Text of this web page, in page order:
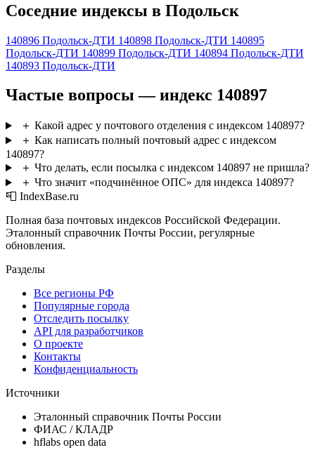
Соседние индексы в Подольск
140896 Подольск-ДТИ 140898 Подольск-ДТИ 140895
Подольск-ДТИ 140899 Подольск-ДТИ 140894 Подольск-ДТИ
140893 Подольск-ДТИ
Частые вопросы — индекс 140897
＋ Какой адрес у почтового отделения с индексом 140897?
＋ Как написать полный почтовый адрес с индексом
140897?
＋ Что делать, если посылка с индексом 140897 не пришла?
＋ Что значит «подчинённое ОПС» для индекса 140897?
📮 IndexBase.ru
Полная база почтовых индексов Российской Федерации.
Эталонный справочник Почты России, регулярные
обновления.
Разделы
Все регионы РФ
Популярные города
Отследить посылку
API для разработчиков
О проекте
Контакты
Конфиденциальность
Источники
Эталонный справочник Почты России
ФИАС / КЛАДР
hflabs open data